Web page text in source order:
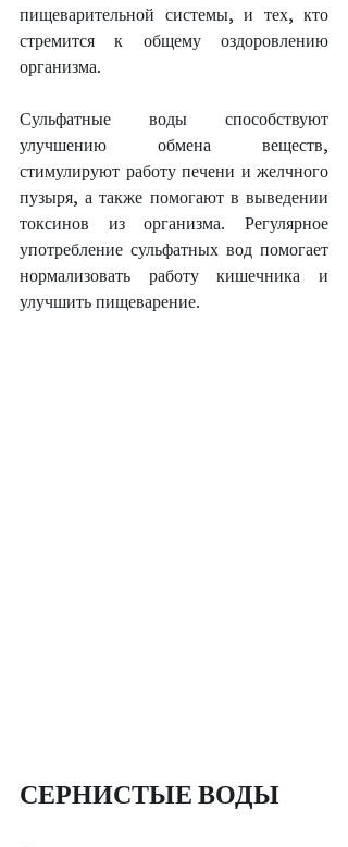
пищеварительной системы, и тех, кто
стремится к общему оздоровлению
организма.
Сульфатные воды способствуют
улучшению обмена веществ,
стимулируют работу печени и желчного
пузыря, а также помогают в выведении
токсинов из организма. Регулярное
употребление сульфатных вод помогает
нормализовать работу кишечника и
улучшить пищеварение.
СЕРНИСТЫЕ ВОДЫ